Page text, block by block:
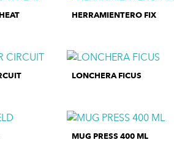
HERRAMIENTERO FIX
LONCHERA FICUS
MUG PRESS 400 ML